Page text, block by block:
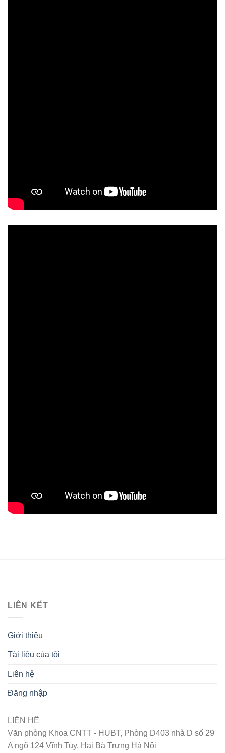
LIÊN KẾT
Giới thiệu
Tài liệu của tôi
Liên hệ
Đăng nhập
LIÊN HỆ
Văn phòng Khoa CNTT - HUBT, Phòng D403 nhà D số 29
A ngõ 124 Vĩnh Tuy, Hai Bà Trưng Hà Nội